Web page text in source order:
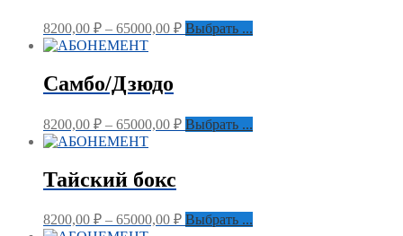
8200,00 ₽ – 65000,00 ₽ Выбрать ...
Самбо/Дзюдо
8200,00 ₽ – 65000,00 ₽ Выбрать ...
Тайский бокс
8200,00 ₽ – 65000,00 ₽ Выбрать ...